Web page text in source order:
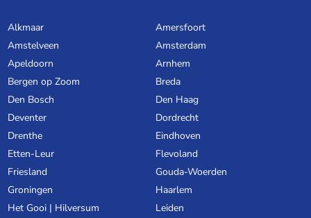
Alkmaar
Amersfoort
Amstelveen
Amsterdam
Apeldoorn
Arnhem
Bergen op Zoom
Breda
Den Bosch
Den Haag
Deventer
Dordrecht
Drenthe
Eindhoven
Etten-Leur
Flevoland
Friesland
Gouda-Woerden
Groningen
Haarlem
Het Gooi | Hilversum
Leiden